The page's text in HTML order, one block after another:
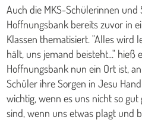
Auch die MKS-Schülerinnen
Hoffnungsbank bereits zuvor in
Klassen thematisiert. "Alles wird
hält, uns jemand beisteht..." hieß
Hoffnungsbank nun ein Ort ist,
Schüler ihre Sorgen in Jesu
wichtig, wenn es uns nicht so
sind, wenn uns etwas plagt und